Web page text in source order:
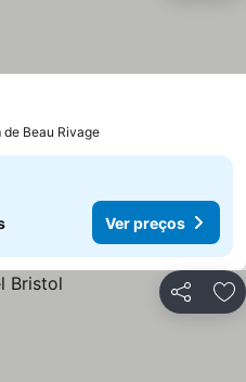
de Beau Rivage
Ver preços
Partilhar